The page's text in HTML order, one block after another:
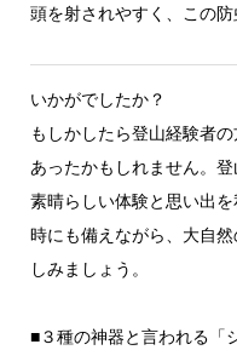
頭を射されやすく、この防
いかがでしたか？
もしかしたら登山経験者
あったかもしれません。登
素晴らしい体験と思い出
時にも備えながら、大自
しみましょう。
■３種の神器と言われる「